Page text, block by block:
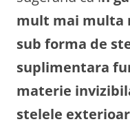
mult mai multa
sub forma de
suplimentara
materie
stelele